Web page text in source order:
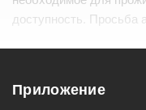
доступность. Просьба
Балкон
Приложение